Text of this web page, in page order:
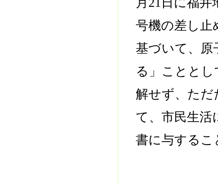
号機の差し止
基づいて、原
る」ことと
解せず、ただ
て、市民生活
書に与する